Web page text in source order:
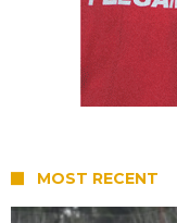
MOST RECENT